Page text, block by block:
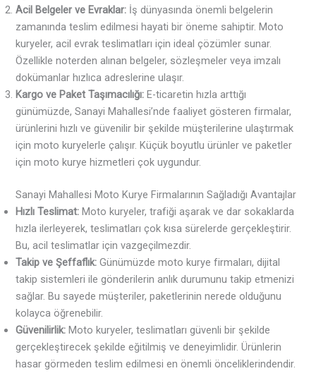
Acil Belgeler ve Evraklar: İş dünyasında önemli belgelerin
zamanında teslim edilmesi hayati bir öneme sahiptir. Moto
kuryeler, acil evrak teslimatları için ideal çözümler sunar.
Özellikle noterden alınan belgeler, sözleşmeler veya imzalı
dokümanlar hızlıca adreslerine ulaşır.
Kargo ve Paket Taşımacılığı: E-ticaretin hızla arttığı
günümüzde, Sanayi Mahallesi’nde faaliyet gösteren firmalar,
ürünlerini hızlı ve güvenilir bir şekilde müşterilerine ulaştırmak
için moto kuryelerle çalışır. Küçük boyutlu ürünler ve paketler
için moto kurye hizmetleri çok uygundur.
Sanayi Mahallesi Moto Kurye Firmalarının Sağladığı Avantajlar
Hızlı Teslimat: Moto kuryeler, trafiği aşarak ve dar sokaklarda
hızla ilerleyerek, teslimatları çok kısa sürelerde gerçekleştirir.
Bu, acil teslimatlar için vazgeçilmezdir.
Takip ve Şeffaflık: Günümüzde moto kurye firmaları, dijital
takip sistemleri ile gönderilerin anlık durumunu takip etmenizi
sağlar. Bu sayede müşteriler, paketlerinin nerede olduğunu
kolayca öğrenebilir.
Güvenilirlik: Moto kuryeler, teslimatları güvenli bir şekilde
gerçekleştirecek şekilde eğitilmiş ve deneyimlidir. Ürünlerin
hasar görmeden teslim edilmesi en önemli önceliklerindendir.